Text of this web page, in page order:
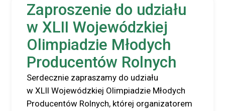
Zaproszenie do udziału
w XLII Wojewódzkiej
Olimpiadzie Młodych
Producentów Rolnych
Serdecznie zapraszamy do udziału
w XLII Wojewódzkiej Olimpiadzie Młodych
Producentów Rolnych, której organizatorem